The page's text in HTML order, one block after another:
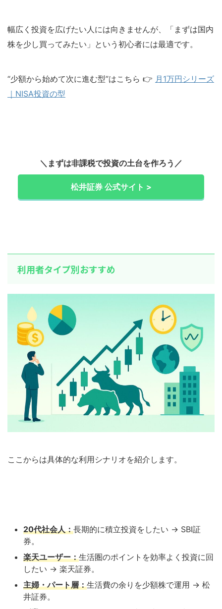
幅広く投資を広げたい人には向きませんが、「まずは国内
株を少し買ってみたい」という初心者には最適です。
“少額から始めて次に進む型”はこちら 👉 月1万円シリーズ
｜NISA投資の型
＼まずは非課税で投資の土台を作ろう／
松井証券 公式サイト >
利用者タイプ別おすすめ
ここからは具体的な利用シナリオを紹介します。
20代社会人：長期的に積立投資をしたい → SBI証
券。
楽天ユーザー：生活圏のポイントを効率よく投資に回
したい → 楽天証券。
主婦・パート層：生活費の余りを少額株で運用 → 松
井証券。